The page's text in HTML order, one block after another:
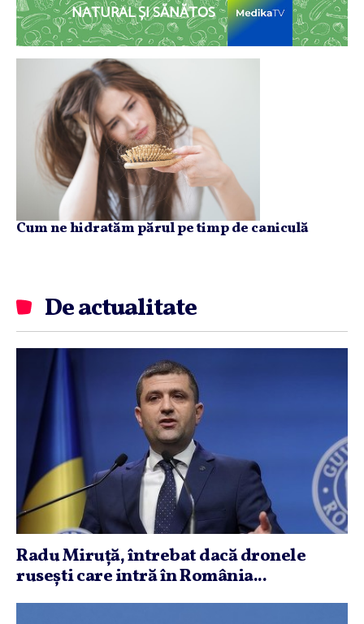
NATURAL ȘI SĂNĂTOS
Cum ne hidratăm părul pe timp de caniculă
De actualitate
Radu Miruţă, întrebat dacă dronele
ruseşti care intră în România...